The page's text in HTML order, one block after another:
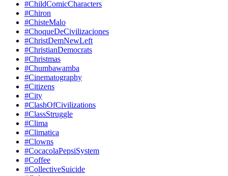
#ChildComicCharacters
#Chiron
#ChisteMalo
#ChoqueDeCivilizaciones
#ChristDemNewLeft
#ChristianDemocrats
#Christmas
#Chumbawamba
#Cinematography
#Citizens
#City
#ClashOfCivilizations
#ClassStruggle
#Clima
#Climatica
#Clowns
#CocacolaPepsiSystem
#Coffee
#CollectiveSuicide